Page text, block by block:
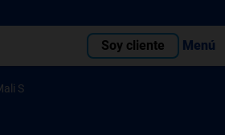
Soy cliente Menú
S